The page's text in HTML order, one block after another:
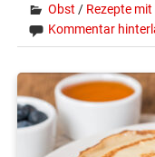
Obst / Rezepte mit
Kommentar